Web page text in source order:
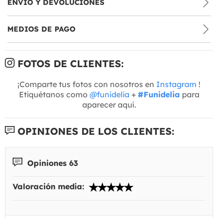
ENVÍO Y DEVOLUCIONES
MEDIOS DE PAGO
FOTOS DE CLIENTES:
¡Comparte tus fotos con nosotros en Instagram !
Etiquétanos como @funidelia + #Funidelia para
aparecer aquí.
OPINIONES DE LOS CLIENTES:
Opiniones 63
Valoración media: